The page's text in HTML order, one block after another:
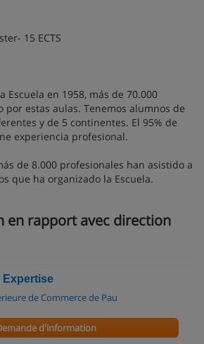
15 ECTS
Escuela en 1958, más de 70.000
por estas aulas. Tenemos alumnos de
y de 5 continentes. El 95% de
experiencia profesional.
de 8.000 profesionales han asistido a
que ha organizado la Escuela.
en rapport avec direction
Expertise
de Commerce de Pau
d'information